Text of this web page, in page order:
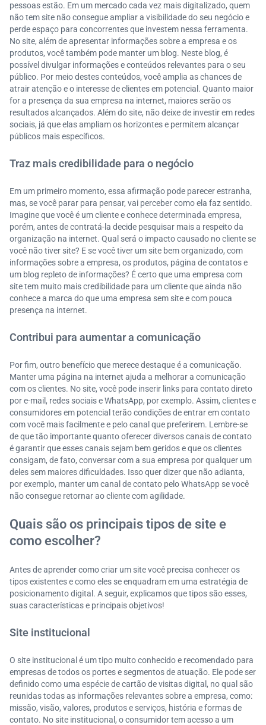
pessoas estão. Em um mercado cada vez mais digitalizado, quem
não tem site não consegue ampliar a visibilidade do seu negócio e
perde espaço para concorrentes que investem nessa ferramenta.
No site, além de apresentar informações sobre a empresa e os
produtos, você também pode manter um blog. Neste blog, é
possível divulgar informações e conteúdos relevantes para o seu
público. Por meio destes conteúdos, você amplia as chances de
atrair atenção e o interesse de clientes em potencial. Quanto maior
for a presença da sua empresa na internet, maiores serão os
resultados alcançados. Além do site, não deixe de investir em redes
sociais, já que elas ampliam os horizontes e permitem alcançar
públicos mais específicos.
Traz mais credibilidade para o negócio
Em um primeiro momento, essa afirmação pode parecer estranha,
mas, se você parar para pensar, vai perceber como ela faz sentido.
Imagine que você é um cliente e conhece determinada empresa,
porém, antes de contratá-la decide pesquisar mais a respeito da
organização na internet. Qual será o impacto causado no cliente se
você não tiver site? E se você tiver um site bem organizado, com
informações sobre a empresa, os produtos, página de contatos e
um blog repleto de informações? É certo que uma empresa com
site tem muito mais credibilidade para um cliente que ainda não
conhece a marca do que uma empresa sem site e com pouca
presença na internet.
Contribui para aumentar a comunicação
Por fim, outro benefício que merece destaque é a comunicação.
Manter uma página na internet ajuda a melhorar a comunicação
com os clientes. No site, você pode inserir links para contato direto
por e-mail, redes sociais e WhatsApp, por exemplo. Assim, clientes e
consumidores em potencial terão condições de entrar em contato
com você mais facilmente e pelo canal que preferirem. Lembre-se
de que tão importante quanto oferecer diversos canais de contato
é garantir que esses canais sejam bem geridos e que os clientes
consigam, de fato, conversar com a sua empresa por qualquer um
deles sem maiores dificuldades. Isso quer dizer que não adianta,
por exemplo, manter um canal de contato pelo WhatsApp se você
não consegue retornar ao cliente com agilidade.
Quais são os principais tipos de site e
como escolher?
Antes de aprender como criar um site você precisa conhecer os
tipos existentes e como eles se enquadram em uma estratégia de
posicionamento digital. A seguir, explicamos que tipos são esses,
suas características e principais objetivos!
Site institucional
O site institucional é um tipo muito conhecido e recomendado para
empresas de todos os portes e segmentos de atuação. Ele pode ser
definido como uma espécie de cartão de visitas digital, no qual são
reunidas todas as informações relevantes sobre a empresa, como:
missão, visão, valores, produtos e serviços, história e formas de
contato. No site institucional, o consumidor tem acesso a um